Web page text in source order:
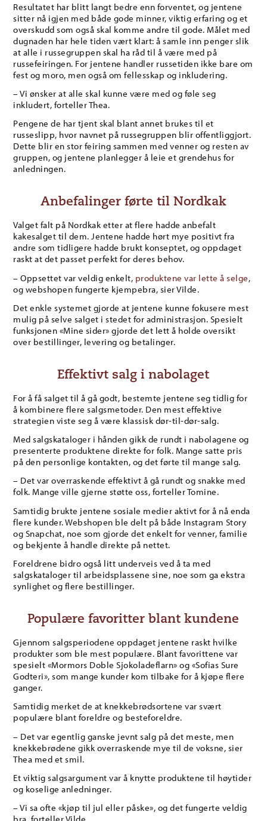
Resultatet har blitt langt bedre enn forventet, og jentene
sitter nå igjen med både gode minner, viktig erfaring og et
overskudd som også skal komme andre til gode. Målet med
dugnaden har hele tiden vært klart: å samle inn penger slik
at alle i russegruppen skal ha råd til å være med på
russefeiringen. For jentene handler russetiden ikke bare om
fest og moro, men også om fellesskap og inkludering.
– Vi ønsker at alle skal kunne være med og føle seg
inkludert, forteller Thea.
Pengene de har tjent skal blant annet brukes til et
russeslipp, hvor navnet på russegruppen blir offentliggjort.
Dette blir en stor feiring sammen med venner og resten av
gruppen, og jentene planlegger å leie et grendehus for
anledningen.
Anbefalinger førte til Nordkak
Valget falt på Nordkak etter at flere hadde anbefalt
kakesalget til dem. Jentene hadde hørt mye positivt fra
andre som tidligere hadde brukt konseptet, og oppdaget
raskt at det passet perfekt for deres behov.
– Oppsettet var veldig enkelt, produktene var lette å selge,
og webshopen fungerte kjempebra, sier Vilde.
Det enkle systemet gjorde at jentene kunne fokusere mest
mulig på selve salget i stedet for administrasjon. Spesielt
funksjonen «Mine sider» gjorde det lett å holde oversikt
over bestillinger, levering og betalinger.
Effektivt salg i nabolaget
For å få salget til å gå godt, bestemte jentene seg tidlig for
å kombinere flere salgsmetoder. Den mest effektive
strategien viste seg å være klassisk dør-til-dør-salg.
Med salgskataloger i hånden gikk de rundt i nabolagene og
presenterte produktene direkte for folk. Mange satte pris
på den personlige kontakten, og det førte til mange salg.
– Det var overraskende effektivt å gå rundt og snakke med
folk. Mange ville gjerne støtte oss, forteller Tomine.
Samtidig brukte jentene sosiale medier aktivt for å nå enda
flere kunder. Webshopen ble delt på både Instagram Story
og Snapchat, noe som gjorde det enkelt for venner, familie
og bekjente å handle direkte på nettet.
Foreldrene bidro også litt underveis ved å ta med
salgskataloger til arbeidsplassene sine, noe som ga ekstra
synlighet og flere bestillinger.
Populære favoritter blant kundene
Gjennom salgsperiodene oppdaget jentene raskt hvilke
produkter som ble mest populære. Blant favorittene var
spesielt «Mormors Doble Sjokoladeflarn» og «Sofias Sure
Godteri», som mange kunder kom tilbake for å kjøpe flere
ganger.
Samtidig merket de at knekkebrødsortene var svært
populære blant foreldre og besteforeldre.
– Det var egentlig ganske jevnt salg på det meste, men
knekkebrødene gikk overraskende mye til de voksne, sier
Thea med et smil.
Et viktig salgsargument var å knytte produktene til høytider
og koselige anledninger.
– Vi sa ofte «kjøp til jul eller påske», og det fungerte veldig